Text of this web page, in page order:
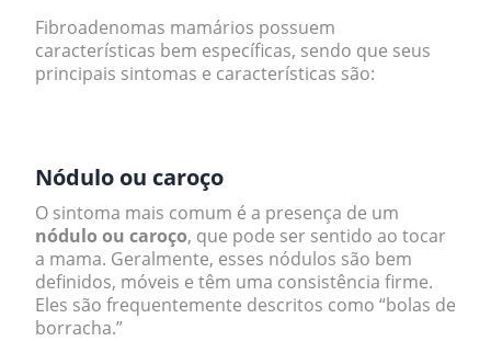
Fibroadenomas mamários possuem
características bem específicas, sendo que seus
principais sintomas e características são:
Nódulo ou caroço
O sintoma mais comum é a presença de um
nódulo ou caroço, que pode ser sentido ao tocar
a mama. Geralmente, esses nódulos são bem
definidos, móveis e têm uma consistência firme.
Eles são frequentemente descritos como “bolas de
borracha.”